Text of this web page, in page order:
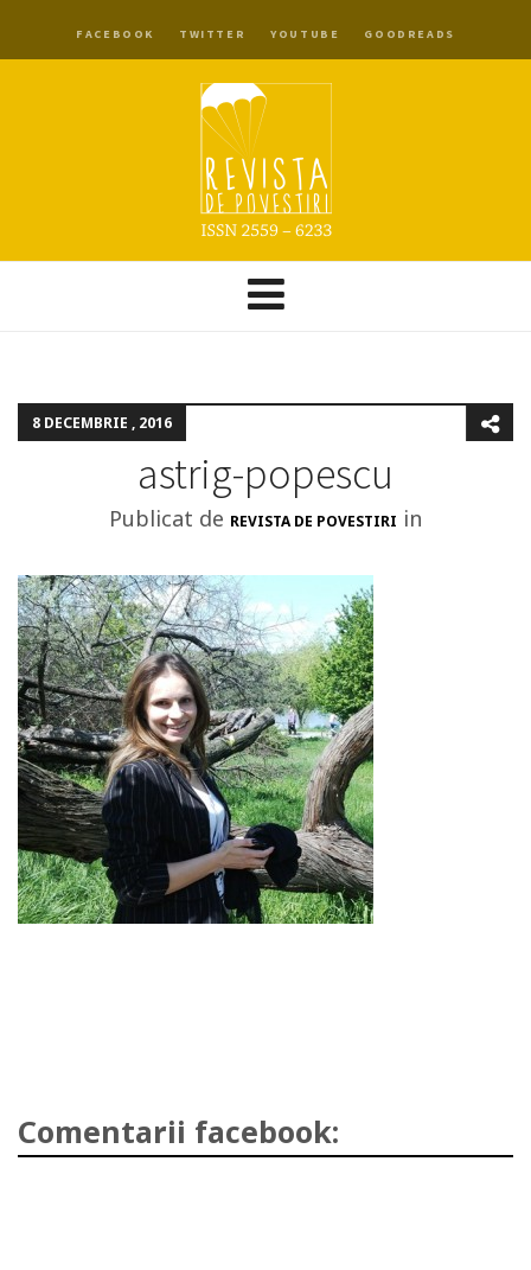
FACEBOOK TWITTER YOUTUBE GOODREADS
8 DECEMBRIE , 2016
astrig-popescu
Publicat de REVISTA DE POVESTIRI in
Comentarii facebook: